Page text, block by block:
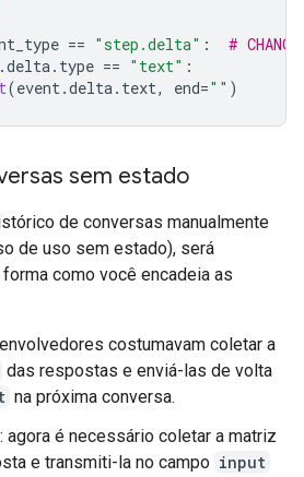
== "step.delta" :
#
.delta. type == "text" :
(event.delta. text, end="" )
sem estado
de conversas manualmente
de uso sem estado), será
como você encadeia as
costumavam coletar a
das respostas e enviá-las de volta
na próxima conversa.
: agora é necessário coletar a matriz
e transmiti-la no campo input